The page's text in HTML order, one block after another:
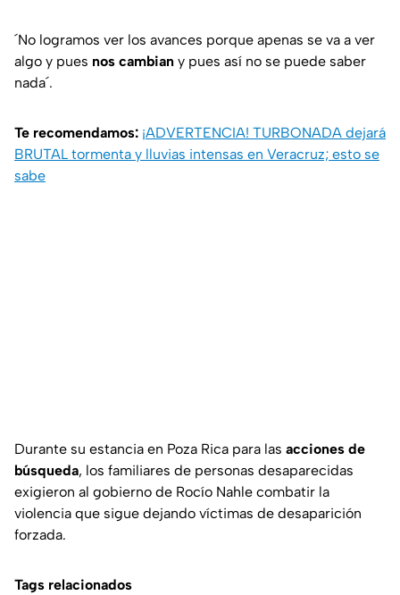
´No logramos ver los avances porque apenas se va a ver
algo y pues nos cambian y pues así no se puede saber
nada´.
Te recomendamos: ¡ADVERTENCIA! TURBONADA dejará
BRUTAL tormenta y lluvias intensas en Veracruz; esto se
sabe
Durante su estancia en Poza Rica para las acciones de
búsqueda, los familiares de personas desaparecidas
exigieron al gobierno de Rocío Nahle combatir la
violencia que sigue dejando víctimas de desaparición
forzada.
Tags relacionados